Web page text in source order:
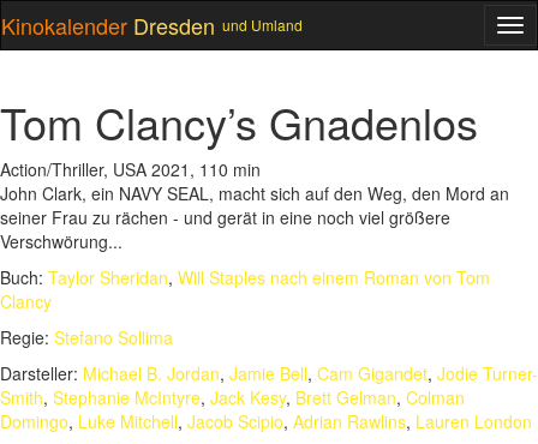
Kinokalender Dresden und Umland
Tom Clancy’s Gnadenlos
Action/Thriller, USA 2021, 110 min
John Clark, ein NAVY SEAL, macht sich auf den Weg, den Mord an
seiner Frau zu rächen - und gerät in eine noch viel größere
Verschwörung...
Buch: Taylor Sheridan, Will Staples nach einem Roman von Tom
Clancy
Regie: Stefano Sollima
Darsteller: Michael B. Jordan, Jamie Bell, Cam Gigandet, Jodie Turner-
Smith, Stephanie McIntyre, Jack Kesy, Brett Gelman, Colman
Domingo, Luke Mitchell, Jacob Scipio, Adrian Rawlins, Lauren London